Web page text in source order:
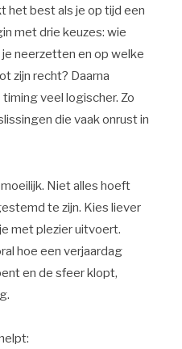
het best als je op tijd een
met drie keuzes: wie
neerzetten en op welke
zijn recht? Daarna
veel logischer. Zo
die vaak onrust in
Niet alles hoeft
te zijn. Kies liever
met plezier uitvoert.
hoe een verjaardag
en de sfeer klopt,